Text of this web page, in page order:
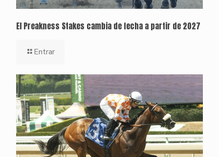
El Preakness Stakes cambia de fecha a partir de 2027
Entrar